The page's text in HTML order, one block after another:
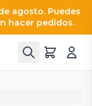
agosto. Puedes
hacer pedidos.